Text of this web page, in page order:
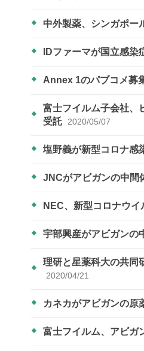
中外製薬、シンガポー
IDファーマが国立感
Annex 1のパブコメ
富士フイルム子会社、
受託
2020/05/07
塩野義が新型コロナ感
JNCがアビガンの中
NEC、新型コロナウ
宇部興産がアビガンの
理研と星薬科大の共同
2020/04/21
カネカがアビガンの
富士フイルム、アビ